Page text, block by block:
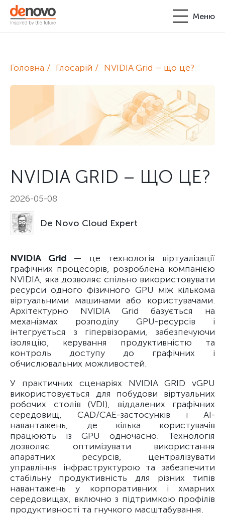
Меню
Блог
+380-44-200-93-39 UA
Головна Глосарій NVIDIA Grid – що це?
NVIDIA GRID – ЩО ЦЕ?
2026-05-08
De Novo Cloud Expert
NVIDIA Grid — це технологія віртуалізації
графічних процесорів, розроблена компанією
NVIDIA, яка дозволяє спільно використовувати
ресурси одного фізичного GPU між кількома
віртуальними машинами або користувачами.
Архітектурно NVIDIA Grid базується на
механізмах розподілу GPU-ресурсів і
інтегрується з гіпервізорами, забезпечуючи
ізоляцію, керування продуктивністю та
контроль доступу до графічних і
обчислювальних можливостей.
У практичних сценаріях NVIDIA GRID vGPU
використовується для побудови віртуальних
робочих столів (VDI), віддалених графічних
середовищ, CAD/CAE-застосунків і AI-
навантажень, де кілька користувачів
працюють із GPU одночасно. Технологія
дозволяє оптимізувати використання
апаратних ресурсів, централізувати
управління інфраструктурою та забезпечити
стабільну продуктивність для різних типів
навантажень у корпоративних і хмарних
середовищах, включно з підтримкою профілів
продуктивності та гнучкого масштабування.